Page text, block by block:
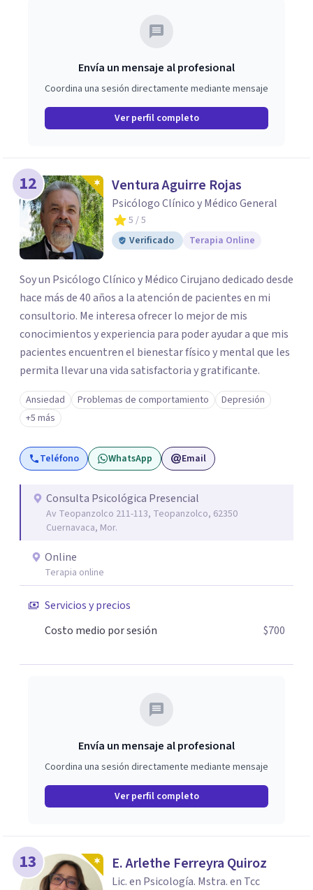
Envía un mensaje al profesional
Coordina una sesión directamente mediante mensaje
Ver perfil completo
12 Ventura Aguirre Rojas
Psicólogo Clínico y Médico General
5 / 5
Verificado
Terapia Online
Soy un Psicólogo Clínico y Médico Cirujano dedicado desde
hace más de 40 años a la atención de pacientes en mi
consultorio. Me interesa ofrecer lo mejor de mis
conocimientos y experiencia para poder ayudar a que mis
pacientes encuentren el bienestar físico y mental que les
permita llevar una vida satisfactoria y gratificante.
Ansiedad Problemas de comportamiento
Depresión
+5 más
Teléfono WhatsApp Email
Consulta Psicológica Presencial
Av Teopanzolco 211-113, Teopanzolco, 62350
Cuernavaca, Mor.
Online
Terapia online
Servicios y precios
Costo medio por sesión
$700
Envía un mensaje al profesional
Coordina una sesión directamente mediante mensaje
Ver perfil completo
13 E. Arlethe Ferreyra Quiroz
Lic. en Psicología. Mstra. en Tcc